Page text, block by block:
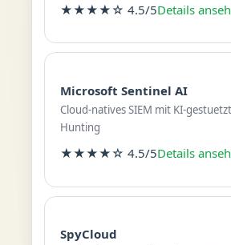
★★★★☆ 4.5/5Details
Microsoft Sentinel AI
Cloud-natives SIEM mit KI-
Hunting
★★★★☆ 4.5/5Details
SpyCloud